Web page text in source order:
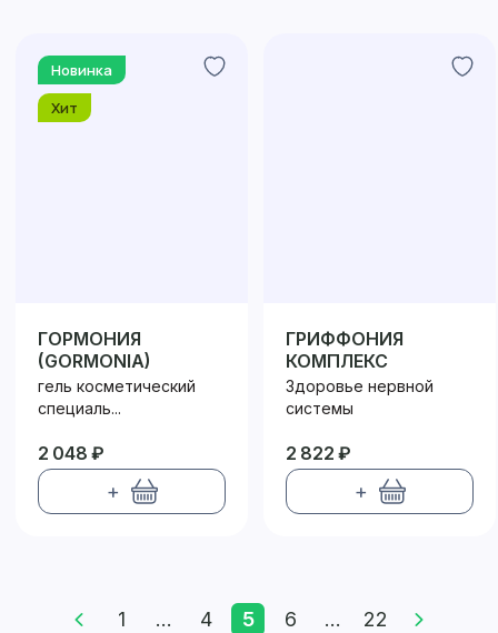
Новинка
Хит
ГОРМОНИЯ
(GORMONIA)
гель косметический
специаль...
2 048 ₽
+
ГРИФФОНИЯ
КОМПЛЕКС
Здоровье нервной
системы
2 822 ₽
+
1 ... 4 5 6 ... 22